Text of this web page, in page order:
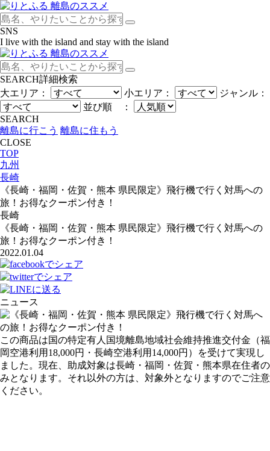
SNS
I live with the island and stay with the island
SEARCH詳細検索
大エリア：
小エリア：
ジャンル：
並び順 ：
SEARCH
離島に行こう 離島に住もう
CLOSE
TOP
九州
長崎
《長崎・福岡・佐賀・熊本 県民限定》飛行機で行く対馬への
旅！お得なクーポン付き！
長崎
《長崎・福岡・佐賀・熊本 県民限定》飛行機で行く対馬への
旅！お得なクーポン付き！
2022.01.04
ニュース
この商品は国の特定有人国境離島地域社会維持推進交付金（福
岡空港利用18,000円・長崎空港利用14,000円）を受けて実現し
ました。現在、助成対象は長崎・福岡・佐賀・熊本県在住者の
みとなります。それ以外の方は、対象外となりますのでご注意
ください。